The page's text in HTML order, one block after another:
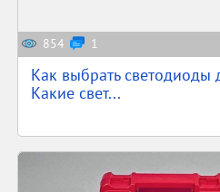
854 1
Как выбрать светодиоды
Какие свет...